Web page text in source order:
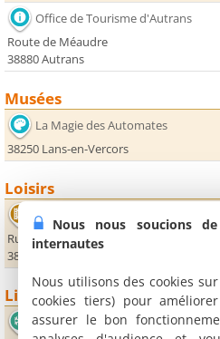
Office de Tourisme d'Autrans
Route de Méaudre
38880 Autrans
Musées
La Magie des Automates
38250 Lans-en-Vercors
Loisirs
Cinéma Le Clos
Rue du Cinéma
38880 Autrans
Lieux sportifs
Station d'Autrans
Nous nous soucions
internautes
Nous utilisons des cookies
cookies tiers) pour
assurer le bon